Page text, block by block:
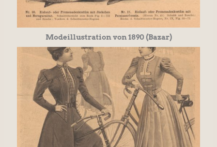
Modeillustration von 1890 (Bazar)